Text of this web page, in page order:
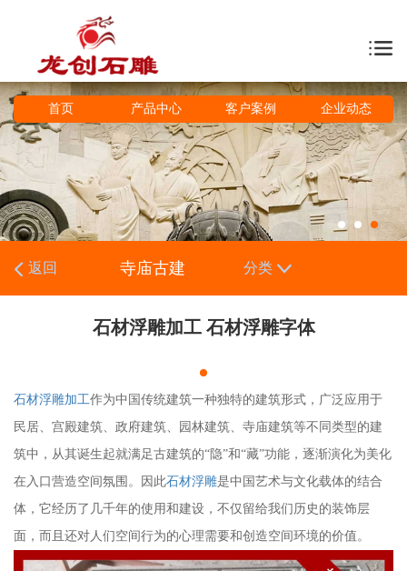
首页 产品中心 客户案例 企业动态
返回 寺庙古建 分类
石材浮雕加工 石材浮雕字体
石材浮雕加工作为中国传统建筑一种独特的建筑形式，广泛应用于
民居、宫殿建筑、政府建筑、园林建筑、寺庙建筑等不同类型的建
筑中，从其诞生起就满足古建筑的“隐”和“藏”功能，逐渐演化为美化
在入口营造空间氛围。因此石材浮雕是中国艺术与文化载体的结合
体，它经历了几千年的使用和建设，不仅留给我们历史的装饰层
面，而且还对人们空间行为的心理需要和创造空间环境的价值。